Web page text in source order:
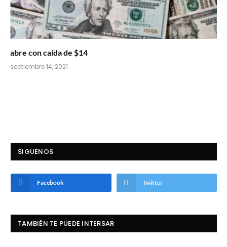
abre con caída de $14
septiembre 14, 2021
SIGUENOS
Facebook Twitter
TAMBIÉN TE PUEDE INTERSAR